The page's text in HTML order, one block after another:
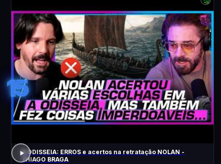
15
A ODISSEIA: ERROS e acertos na retratação NOLAN -
THIAGO BRAGA